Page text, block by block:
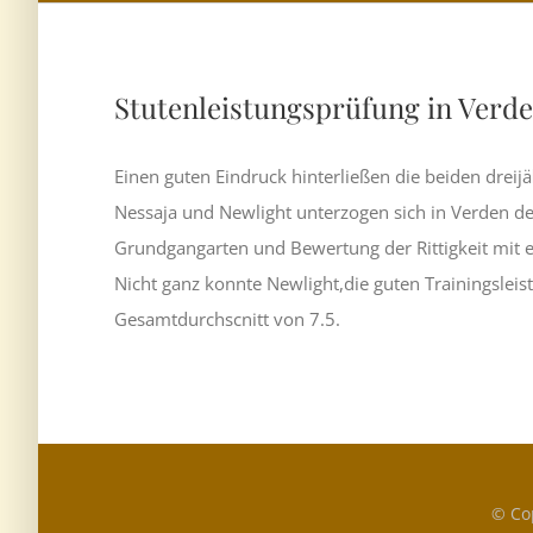
Stutenleistungsprüfung in
Einen guten Eindruck hinterließen die beiden
Nessaja und Newlight unterzogen sich in Verden
Grundgangarten und Bewertung der Rittigkeit mit
Nicht ganz konnte Newlight,die guten
Gesamtdurchscnitt von 7.5.
©